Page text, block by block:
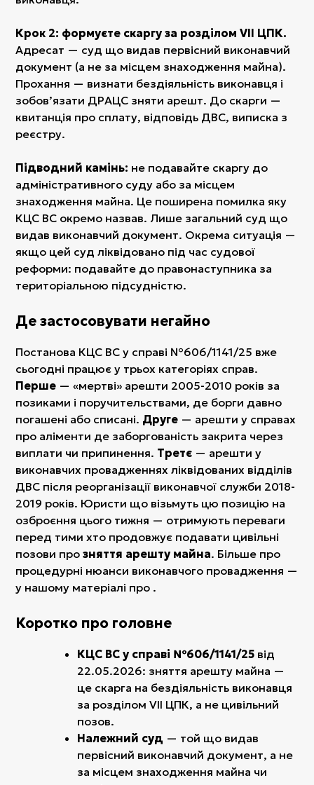
Крок 2: формуєте скаргу за розділом VII ЦПК.
Адресат — суд що видав первісний виконавчий
документ (а не за місцем знаходження майна).
Прохання — визнати бездіяльність виконавця і
зобов’язати ДРАЦС зняти арешт. До скарги —
квитанція про сплату, відповідь ДВС, виписка з
реєстру.
Підводний камінь: не подавайте скаргу до
адміністративного суду або за місцем
знаходження майна. Це поширена помилка яку
КЦС ВС окремо назвав. Лише загальний суд що
видав виконавчий документ. Окрема ситуація —
якщо цей суд ліквідовано під час судової
реформи: подавайте до правонаступника за
територіальною підсудністю.
Де застосовувати негайно
Постанова КЦС ВС у справі №606/1141/25 вже
сьогодні працює у трьох категоріях справ.
Перше — «мертві» арешти 2005-2010 років за
позиками і поручительствами, де борги давно
погашені або списані. Друге — арешти у справах
про аліменти де заборгованість закрита через
виплати чи припинення. Третє — арешти у
виконавчих провадженнях ліквідованих відділів
ДВС після реорганізації виконавчої служби 2018-
2019 років. Юристи що візьмуть цю позицію на
озброєння цього тижня — отримують переваги
перед тими хто продовжує подавати цивільні
позови прозняття арешту майна. Більше про
процедурні нюанси виконавчого провадження —
у нашому матеріалі про .
Коротко про головне
КЦС ВС у справі №606/1141/25 від
22.05.2026: зняття арешту майна —
це скарга на бездіяльність виконавця
за розділом VII ЦПК, а не цивільний
позов.
Належний суд — той що видав
первісний виконавчий документ, а не
за місцем знаходження майна чи